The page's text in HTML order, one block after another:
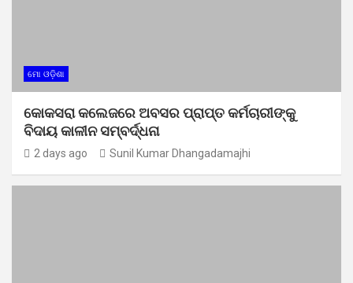
ମୋ ଓଡ଼ିଶା
କୋକସରା କଲେଜରେ ଅବସର ପ୍ରାପ୍ତ କର୍ମଚାରୀଙ୍କୁ
ବିଦାୟ କାଳୀନ ସମ୍ବର୍ଦ୍ଧନା
2 days ago Sunil Kumar Dhangadamajhi